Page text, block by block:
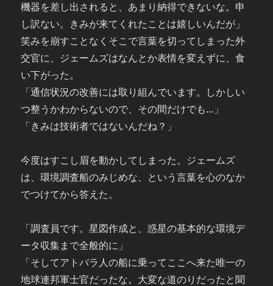
機器を差し出されると、あまり納得できないな。申
し訳ない。きみが来てくれたことは嬉しいんだが」
笑みを崩すことなくそこで言葉を切ってしまった外
交官に、ジェームズはなんとか表情を変えずに、食
い下がった。
「通信状況の改善には取り組んでいます。しかしい
つ整うかわからないので、その間だけでも…」
「きみは技術者ではないんだね？」
今度はすこし眉を動かしてしまった。ジェームズ
は、環境調査船のみじめな、という言葉を心のなか
でつけてから答えた。
「調査員です。星図作成と、惑星の基本的な環境デ
ータ収集まで全般的に」
「そしてアトバラ人の船に乗ってここへ来た唯一の
地球連邦軍士官だったな。大変な道のりだったと聞